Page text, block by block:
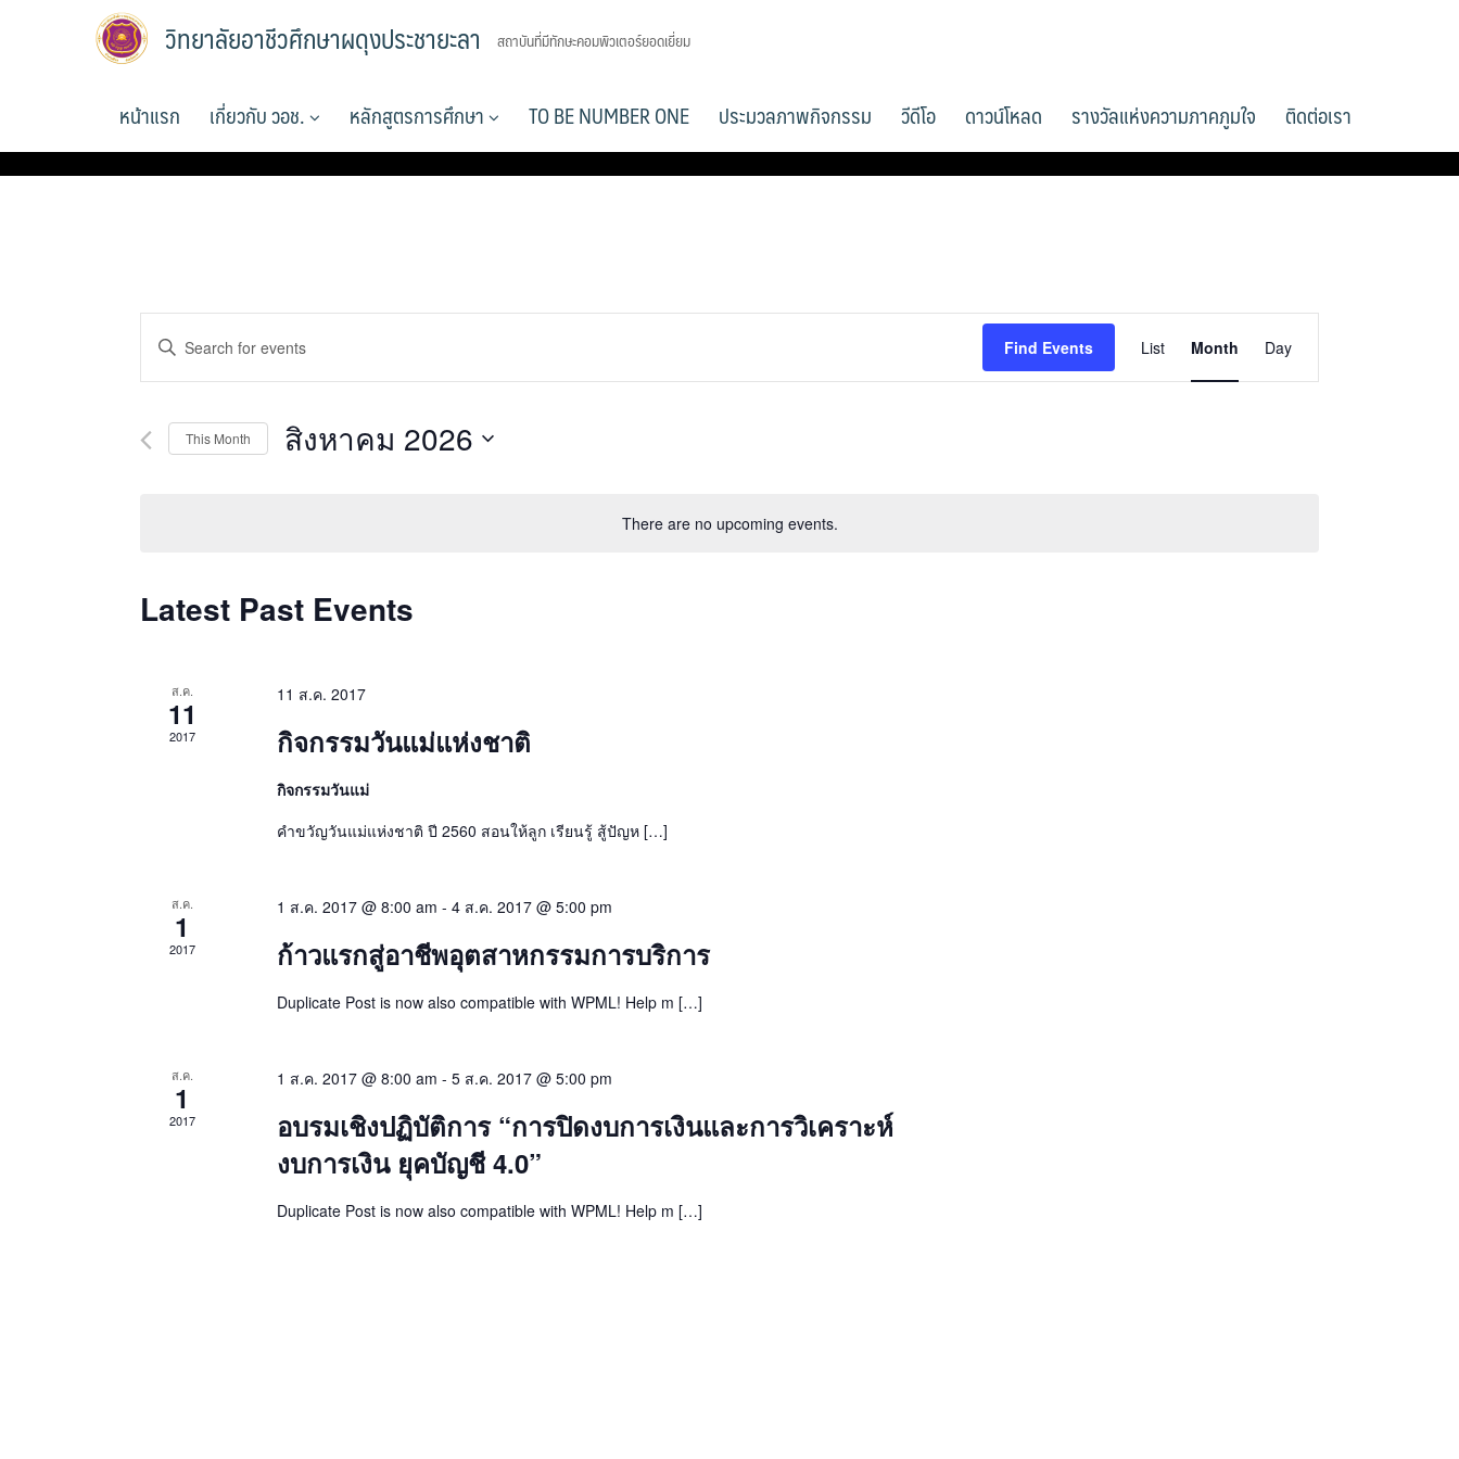
วิทยาลัยอาชีวศึกษาผดุงประชายะลา สถาบันที่มีทักษะคอมพิวเตอร์ยอดเยี่ยม
หน้าแรก เกี่ยวกับ วอช. หลักสูตรการศึกษา TO BE NUMBER ONE ประมวลภาพกิจกรรม วีดีโอ ดาวน์โหลด รางวัลแห่งความภาคภูมใจ ติดต่อเรา
There are no upcoming events.
Events
Search
and
Views
Navigation
Enter
Events
Find Events Views
Navigation
List Month Day
This Month สิงหาคม 2026
Latest Past Events
ส.ค.
11
2017
11 ส.ค. 2017
กิจกรรมวันแม่แห่งชาติ
กิจกรรมวันแม่
คำขวัญวันแม่แห่งชาติ ปี 2560 สอนให้ลูก เรียนรู้ สู้ปัญห […]
ส.ค.
1
2017
1 ส.ค. 2017 @ 8:00 am - 4 ส.ค. 2017 @ 5:00 pm
ก้าวแรกสู่อาชีพอุตสาหกรรมการบริการ
Duplicate Post is now also compatible with WPML! Help m […]
ส.ค.
1
2017
1 ส.ค. 2017 @ 8:00 am - 5 ส.ค. 2017 @ 5:00 pm
อบรมเชิงปฏิบัติการ “การปิดงบการเงินและการวิเคราะห์
งบการเงิน ยุคบัญชี 4.0”
Duplicate Post is now also compatible with WPML! Help m […]